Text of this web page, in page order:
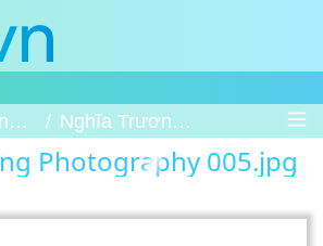
Nghĩa Trương Photography 005
Photography 005.jpg